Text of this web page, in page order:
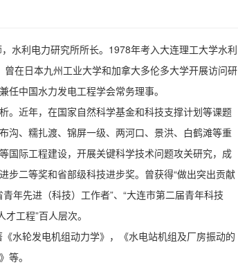
水利电力研究所所长。1978年考入大连理工大学水利
在日本九州工业大学和加拿大多伦多大学开展访问研
中国水力发电工程学会常务理事。
。近年，在国家自然科学基金和科技支撑计划等课题
沟、糯扎渡、锦屏一级、两河口、景洪、白鹤滩等重
国际工程建设，开展关键科学技术问题攻关研究，成
步二等奖和省部级科技进步奖。曾获得“做出突出贡献
年先进（科技）工作者”、“大连市第二届青年科技
工程”百人层次。
水轮发电机组动力学》，《水电站机组及厂房振动的
等。